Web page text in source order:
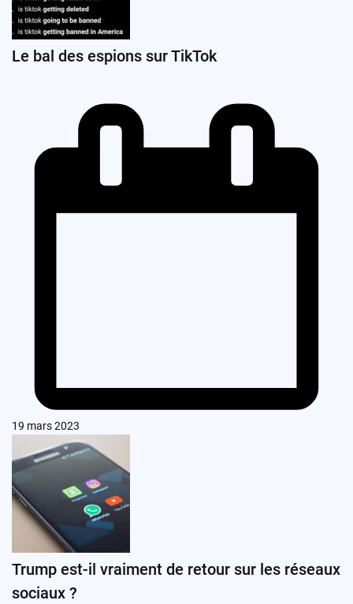
Le bal des espions sur TikTok
19 mars 2023
Trump est-il vraiment de retour sur les réseaux
sociaux ?